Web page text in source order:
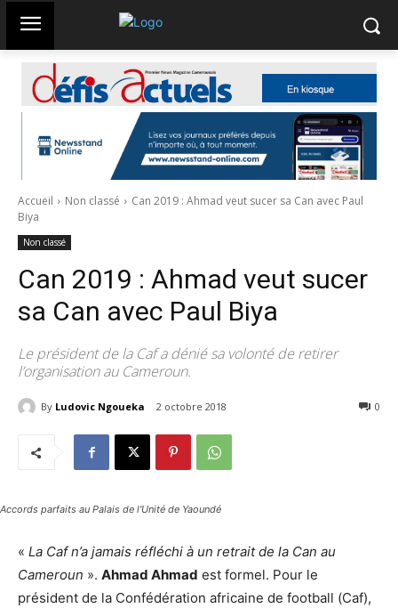
Accueil Non classé
Can 2019 : Ahmad veut sucer sa Can avec Paul
Biya
Non classé
Can 2019 : Ahmad veut sucer
sa Can avec Paul Biya
Le président de la Caf a dénié sa volonté de retirer
l’organisation au Cameroun.
By Ludovic Ngoueka 2 octobre 2018 0
Accords parfaits au Palais de l'Unité de Yaoundé
« La Caf n’a jamais réfléchi à un retrait de la Can au
Cameroun ». Ahmad Ahmad est formel. Pour le
président de la Confédération africaine de football (Caf),